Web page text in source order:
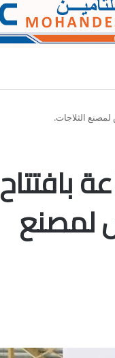
الثلاجات.
بافتتاح
لمصنع